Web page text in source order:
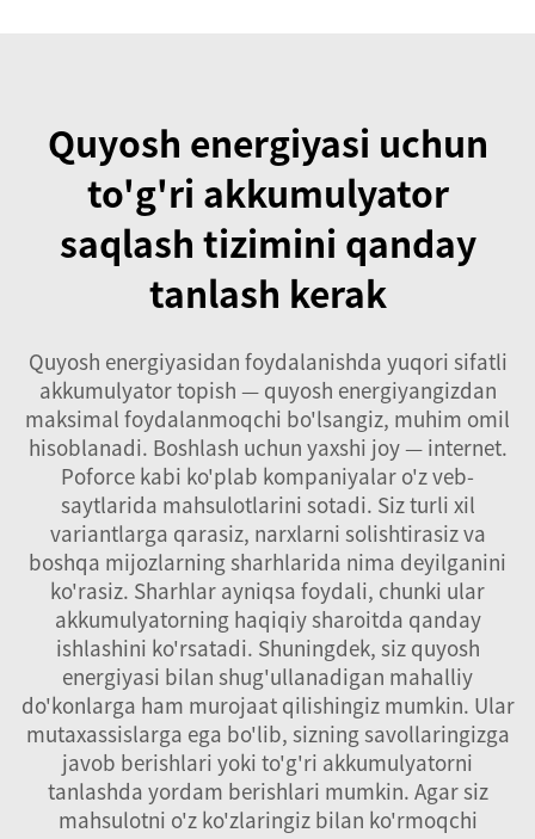
Quyosh energiyasi uchun
to'g'ri akkumulyator
saqlash tizimini qanday
tanlash kerak
Quyosh energiyasidan foydalanishda yuqori sifatli
akkumulyator topish — quyosh energiyangizdan
maksimal foydalanmoqchi bo'lsangiz, muhim omil
hisoblanadi. Boshlash uchun yaxshi joy — internet.
Poforce kabi ko'plab kompaniyalar o'z veb-
saytlarida mahsulotlarini sotadi. Siz turli xil
variantlarga qarasiz, narxlarni solishtirasiz va
boshqa mijozlarning sharhlarida nima deyilganini
ko'rasiz. Sharhlar ayniqsa foydali, chunki ular
akkumulyatorning haqiqiy sharoitda qanday
ishlashini ko'rsatadi. Shuningdek, siz quyosh
energiyasi bilan shug'ullanadigan mahalliy
do'konlarga ham murojaat qilishingiz mumkin. Ular
mutaxassislarga ega bo'lib, sizning savollaringizga
javob berishlari yoki to'g'ri akkumulyatorni
tanlashda yordam berishlari mumkin. Agar siz
mahsulotni o'z ko'zlaringiz bilan ko'rmoqchi